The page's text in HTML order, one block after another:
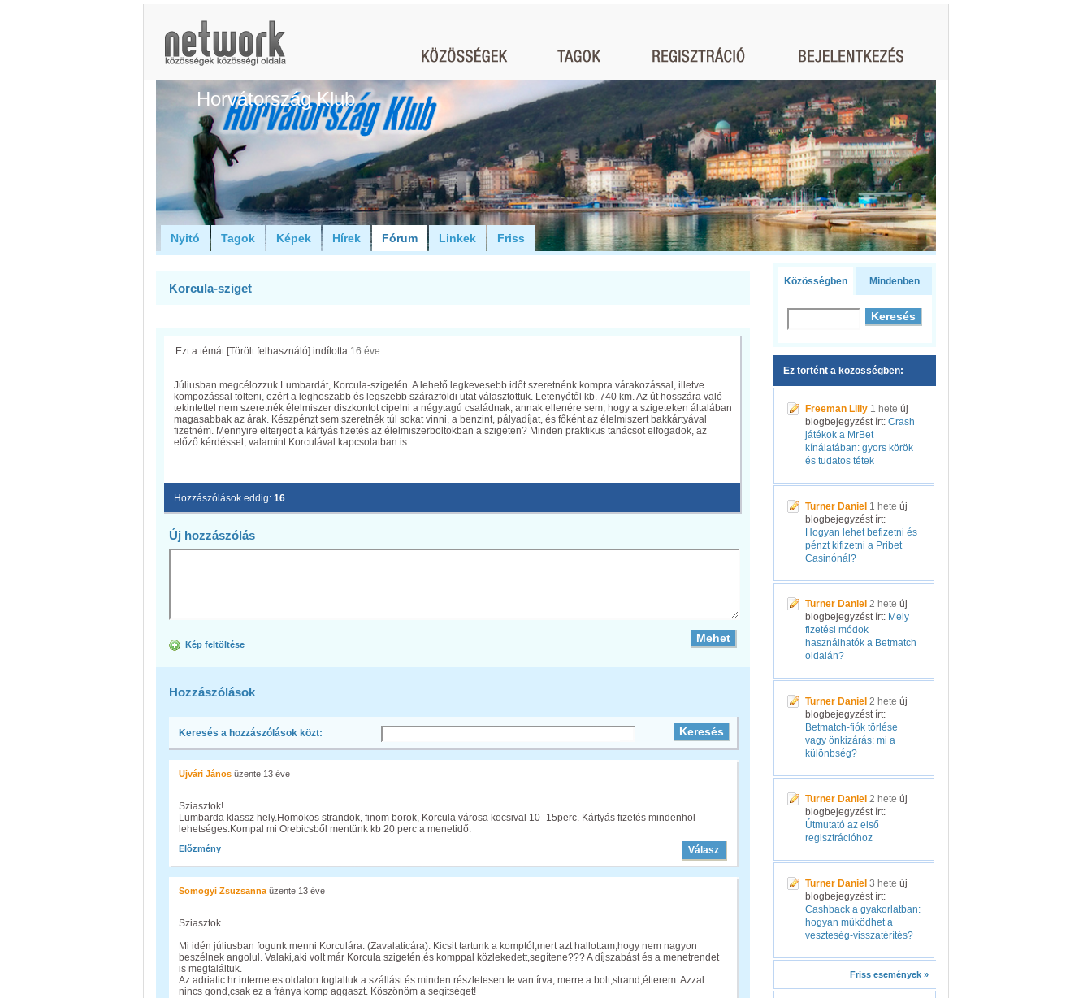
Horvátország Klub
Nyitó Tagok Képek Hírek Fórum Linkek Friss
Korcula-sziget
Ezt a témát [Törölt felhasználó] indította 16 éve
Júliusban megcélozzuk Lumbardát, Korcula-szigetén. A lehető legkevesebb időt szeretnénk kompra várakozással, illetve
kompozással tölteni, ezért a leghoszabb és legszebb szárazföldi utat választottuk. Letenyétől kb. 740 km. Az út hosszára való
tekintettel nem szeretnék élelmiszer diszkontot cipelni a négytagú családnak, annak ellenére sem, hogy a szigeteken általában
magasabbak az árak. Készpénzt sem szeretnék túl sokat vinni, a benzint, pályadíjat, és főként az élelmiszert bakkártyával
fizetném. Mennyire elterjedt a kártyás fizetés az élelmiszerboltokban a szigeten? Minden praktikus tanácsot elfogadok, az
előző kérdéssel, valamint Korculával kapcsolatban is.
Hozzászólások eddig: 16
Új hozzászólás
Kép feltöltése
Hozzászólások
Keresés a hozzászólások közt:
Ujvári János üzente 13 éve
Sziasztok!
Lumbarda klassz hely.Homokos strandok, finom borok, Korcula városa kocsival 10 -15perc. Kártyás fizetés mindenhol
lehetséges.Kompal mi Orebicsből mentünk kb 20 perc a menetidő.
Előzmény Válasz
Somogyi Zsuzsanna üzente 13 éve
Sziasztok.
Mi idén júliusban fogunk menni Korculára. (Zavalaticára). Kicsit tartunk a komptól,mert azt hallottam,hogy nem nagyon
beszélnek angolul. Valaki,aki volt már Korcula szigetén,és komppal közlekedett,segítene??? A díjszabást és a menetrendet
is megtaláltuk.
Az adriatic.hr internetes oldalon foglaltuk a szállást és minden részletesen le van írva, merre a bolt,strand,étterem. Azzal
nincs gond,csak ez a fránya komp aggaszt. Köszönöm a segítséget!
Közösségben Mindenben
Ez történt a közösségben:
Freeman Lilly 1 hete új
blogbejegyzést írt: Crash
játékok a MrBet
kínálatában: gyors körök
és tudatos tétek
Turner Daniel 1 hete új
blogbejegyzést írt:
Hogyan lehet befizetni és
pénzt kifizetni a Pribet
Casinónál?
Turner Daniel 2 hete új
blogbejegyzést írt: Mely
fizetési módok
használhatók a Betmatch
oldalán?
Turner Daniel 2 hete új
blogbejegyzést írt:
Betmatch-fiók törlése
vagy önkizárás: mi a
különbség?
Turner Daniel 2 hete új
blogbejegyzést írt:
Útmutató az első
regisztrációhoz
Turner Daniel 3 hete új
blogbejegyzést írt:
Cashback a gyakorlatban:
hogyan működhet a
veszteség-visszatérítés?
Friss események »